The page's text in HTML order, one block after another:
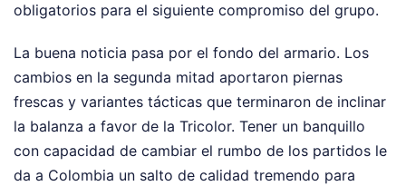
obligatorios para el siguiente compromiso del grupo.
La buena noticia pasa por el fondo del armario. Los
cambios en la segunda mitad aportaron piernas
frescas y variantes tácticas que terminaron de inclinar
la balanza a favor de la Tricolor. Tener un banquillo
con capacidad de cambiar el rumbo de los partidos le
da a Colombia un salto de calidad tremendo para